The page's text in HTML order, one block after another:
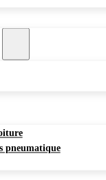
pneumatique